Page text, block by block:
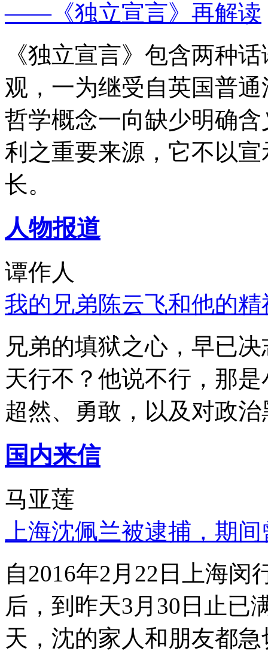
——《独立宣言》再解读
《独立宣言》包含两种
观，一为继受自英国普
哲学概念一向缺少明确
利之重要来源，它不以
长。
人物报道
谭作人
我的兄弟陈云飞和他的
兄弟的填狱之心，早已
天行不？他说不行，那
超然、勇敢，以及对政
国内来信
马亚莲
上海沈佩兰被逮捕，期
自2016年2月22日上海
后，到昨天3月30日止已
天，沈的家人和朋友都